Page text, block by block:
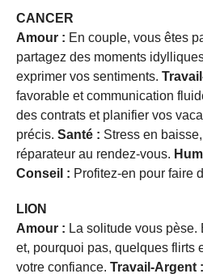
CANCER
Amour : En couple, vous êtes
partagez des moments
exprimer vos sentiments.
favorable et communication
des contrats et planifier vos
précis. Santé : Stress en
réparateur au rendez-vous.
Conseil : Profitez-en pour faire
LION
Amour : La solitude vous
et, pourquoi pas, quelques flirts
votre confiance. Travail-Argent :